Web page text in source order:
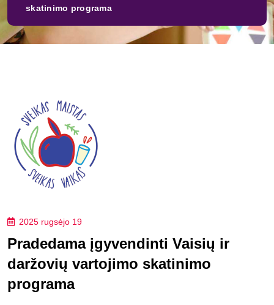
skatinimo programa
2025 rugsėjo 19
Pradedama įgyvendinti Vaisių ir
daržovių vartojimo skatinimo
programa